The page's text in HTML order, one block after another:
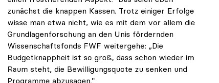
zunächst die knappen Kassen. Trotz einiger Erfolge
wisse man etwa nicht, wie es mit dem vor allem die
Grundlagenforschung an den Unis fördernden
Wissenschaftsfonds FWF weitergehe: „Die
Budgetknappheit ist so groß, dass schon wieder im
Raum steht, die Bewilligungsquote zu senken und
Programme abzusagen."